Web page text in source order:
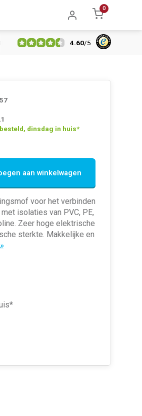
0
retourrecht Vertrouwd online sinds
4.60/5
dinsdag in huis*
aan winkelwagen
voor het verbinden
isolaties van PVC, PE,
Zeer hoge elektrische
sterkte. Makkelijke en